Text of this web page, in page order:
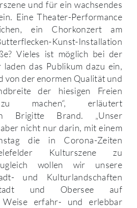
und für ein wachsendes
Eine Theater-Performance
ein Chorkonzert am
Kunst-Installation
Vieles ist möglich bei der
laden das Publikum dazu ein,
von der enormen Qualität und
der hiesigen Freien
machen“, erläutert
Brigitte Brand. „Unser
nicht nur darin, mit einem
die in Corona-Zeiten
Kulturszene zu
wollen wir unsere
und Kulturlandschaften
und Obersee auf
Weise erfahr- und erlebbar